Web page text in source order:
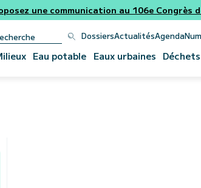
une communication au 106e Congrès
DossiersActualitésAgenda
Eau potable Eaux urbaines Déchets